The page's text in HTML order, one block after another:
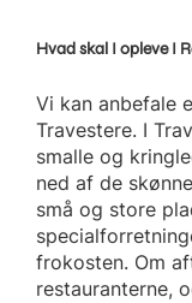
Hvad skal I opleve I
Vi kan anbefale
Travestere. I
smalle og
ned af de
små og store
frokosten. Om
restauranterne,